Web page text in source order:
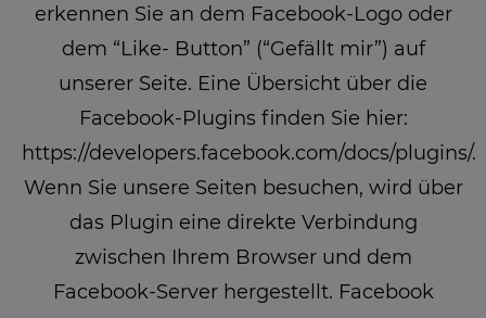
erkennen Sie an dem Facebook-Logo oder
dem “Like- Button” (“Gefällt mir”) auf
unserer Seite. Eine Übersicht über die
Facebook-Plugins finden Sie hier:
https://developers.facebook.com/docs/plugins/.
Wenn Sie unsere Seiten besuchen, wird über
das Plugin eine direkte Verbindung
zwischen Ihrem Browser und dem
Facebook-Server hergestellt. Facebook